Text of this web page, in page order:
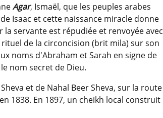
Agar, Ismaël, que les peuples arabes
Isaac et cette naissance miracle donne
la servante est répudiée et renvoyée avec
de la circoncision (brit mila) sur son
noms d'Abraham et Sarah en signe de
nom secret de Dieu.
et de Nahal Beer Sheva, sur la route
1838. En 1897, un cheikh local construit